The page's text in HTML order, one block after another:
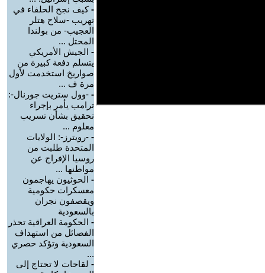
-كيف نجح الحلفاء في
تهريب -سلاح هتلر
العجيب- من بولندا
المحتل ...
- الجيش الأمريكي
يتسلم دفعة كبيرة من
صواريخ استخدمت لأول
مرة ف ...
- -وول ستريت جورنال-:
ترامب يأمر بإجراء
تحقيق بشأن تسريب
معلوم ...
- -رويترز-: الولايات
المتحدة طلبت من
روسيا الإفراج عن
مواطنها ...
- الحوثيون يهاجمون
معسكرات حكومية
ويقصفون نجران
بالسعودية
- الحكومة العراقية تحذر
الفصائل من استهداف
السعودية وتؤكد حصري
...
- لقاحات لا تحتاج إلى